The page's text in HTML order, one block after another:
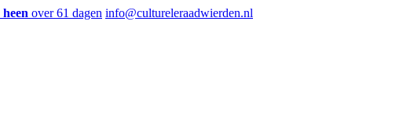
over 61 dagen info@cultureleraadwierden.nl